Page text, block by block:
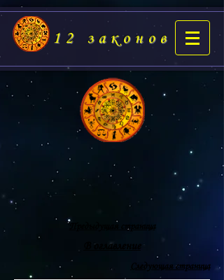
12 законов
Предыдущая страница
В оглавление
Следующая страница